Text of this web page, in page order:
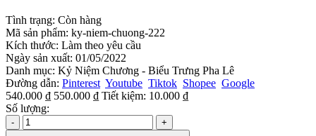
Tình trạng: Còn hàng
Mã sản phẩm: ky-niem-chuong-222
Kích thước: Làm theo yêu cầu
Ngày sản xuất: 01/05/2022
Danh mục: Kỷ Niệm Chương - Biểu Trưng Pha Lê
Đường dẫn: Pinterest Youtube Tiktok Shopee Google
540.000 ₫ 550.000 ₫ Tiết kiệm: 10.000 ₫
Số lượng:
- +